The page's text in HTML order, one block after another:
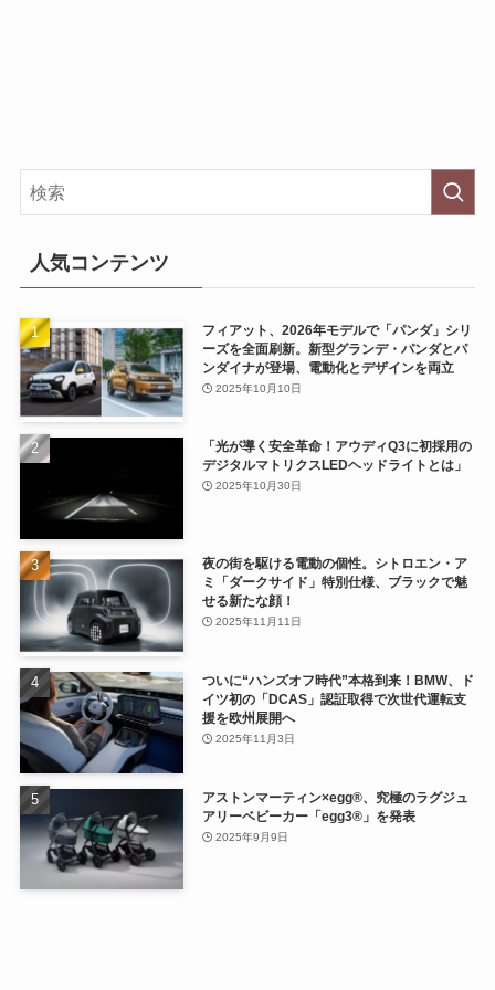
人気コンテンツ
フィアット、2026年モデルで「パンダ」シリ
ーズを全面刷新。新型グランデ・パンダとパ
ンダイナが登場、電動化とデザインを両立
2025年10月10日
「光が導く安全革命！アウディQ3に初採用の
デジタルマトリクスLEDヘッドライトとは」
2025年10月30日
夜の街を駆ける電動の個性。シトロエン・ア
ミ「ダークサイド」特別仕様、ブラックで魅
せる新たな顔！
2025年11月11日
ついに“ハンズオフ時代”本格到来！BMW、ド
イツ初の「DCAS」認証取得で次世代運転支
援を欧州展開へ
2025年11月3日
アストンマーティン×egg®、究極のラグジュ
アリーベビーカー「egg3®」を発表
2025年9月9日